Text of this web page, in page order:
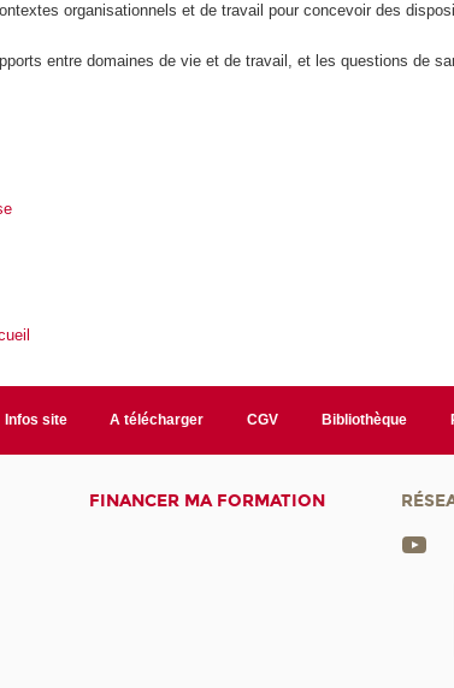
organisationnels et de travail pour concevoir des
entre domaines de vie et de travail, et les questions de
Infos site A télécharger CGV Bibliothèque
FINANCER MA FORMATION